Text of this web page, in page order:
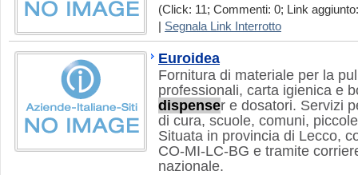
(Click: 11; Commenti: 0; Link
Segnala Link Interrotto
Euroidea
Fornitura di materiale per la
professionali, carta igienica e
dispenser e dosatori. Servizi
di cura, scuole, comuni,
Situata in provincia di Lecco,
CO-MI-LC-BG e tramite
nazionale.